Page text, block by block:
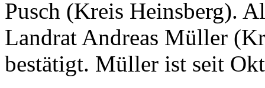
Pusch (Kreis Heinsberg).
Landrat Andreas Müller
bestätigt. Müller ist seit